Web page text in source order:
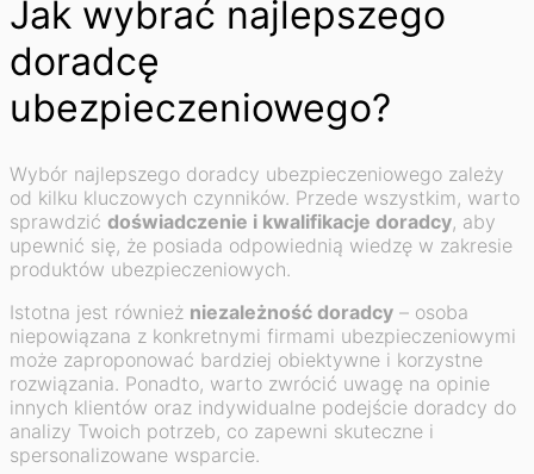
Jak wybrać najlepszego
doradcę
ubezpieczeniowego?
Wybór najlepszego doradcy ubezpieczeniowego zależy
od kilku kluczowych czynników. Przede wszystkim, warto
sprawdzić doświadczenie i kwalifikacje doradcy, aby
upewnić się, że posiada odpowiednią wiedzę w zakresie
produktów ubezpieczeniowych.
Istotna jest również niezależność doradcy – osoba
niepowiązana z konkretnymi firmami ubezpieczeniowymi
może zaproponować bardziej obiektywne i korzystne
rozwiązania. Ponadto, warto zwrócić uwagę na opinie
innych klientów oraz indywidualne podejście doradcy do
analizy Twoich potrzeb, co zapewni skuteczne i
spersonalizowane wsparcie.